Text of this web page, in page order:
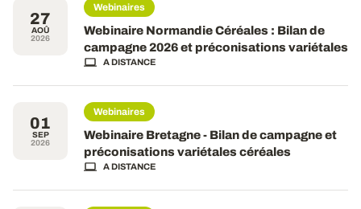
27
AOÛ
2026
Webinaires
Webinaire Normandie Céréales : Bilan de
campagne 2026 et préconisations variétales
A DISTANCE
01
SEP
2026
Webinaires
Webinaire Bretagne - Bilan de campagne et
préconisations variétales céréales
A DISTANCE